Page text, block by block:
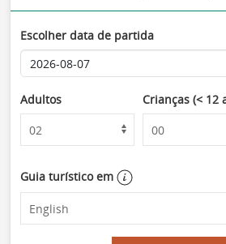
Escolher data de partida
Adultos Crianças (< 12
Guia turístico em